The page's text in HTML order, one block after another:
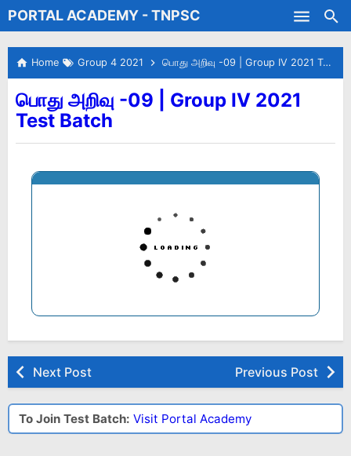
Skip to main content
PORTAL ACADEMY - TNPSC
Test Batches
Home Group 4 2021 பொது அறிவு -09 | Group IV 2021 Test Batch
பொது அறிவு -09 | Group IV 2021
Test Batch
Next Post Previous Post
To Join Test Batch: Visit Portal Academy